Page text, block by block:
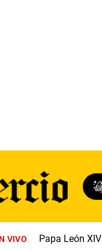
VIVO Papa León XIV